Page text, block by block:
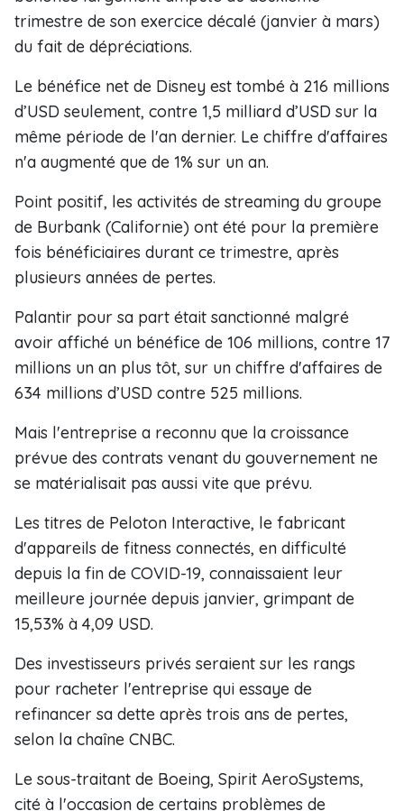
trimestre de son exercice décalé (janvier à mars)
du fait de dépréciations.
Le bénéfice net de Disney est tombé à 216 millions
d’USD seulement, contre 1,5 milliard d’USD sur la
même période de l'an dernier. Le chiffre d'affaires
n'a augmenté que de 1% sur un an.
Point positif, les activités de streaming du groupe
de Burbank (Californie) ont été pour la première
fois bénéficiaires durant ce trimestre, après
plusieurs années de pertes.
Palantir pour sa part était sanctionné malgré
avoir affiché un bénéfice de 106 millions, contre 17
millions un an plus tôt, sur un chiffre d'affaires de
634 millions d’USD contre 525 millions.
Mais l'entreprise a reconnu que la croissance
prévue des contrats venant du gouvernement ne
se matérialisait pas aussi vite que prévu.
Les titres de Peloton Interactive, le fabricant
d'appareils de fitness connectés, en difficulté
depuis la fin de COVID-19, connaissaient leur
meilleure journée depuis janvier, grimpant de
15,53% à 4,09 USD.
Des investisseurs privés seraient sur les rangs
pour racheter l'entreprise qui essaye de
refinancer sa dette après trois ans de pertes,
selon la chaîne CNBC.
Le sous-traitant de Boeing, Spirit AeroSystems,
cité à l'occasion de certains problèmes de